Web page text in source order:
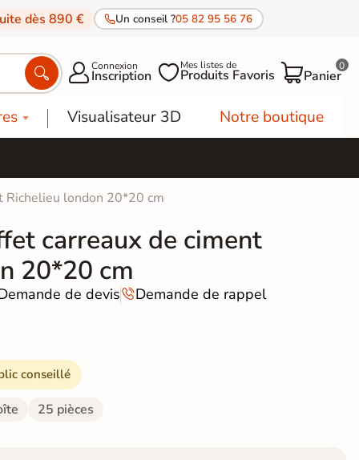
dès 890 € Un conseil ?05 82 95 56 76
 Connexion
Inscription Mes listes de
Produits Favoris Panier
0
Visualisateur 3D Notre boutique
Richelieu london 20*20 cm
carreaux de ciment
20*20 cm
de devisDemande de rappel
conseillé
25 pièces